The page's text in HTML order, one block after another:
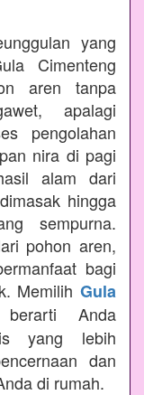
yang
Cimenteng
aren tanpa
apalagi
pengolahan
nira di pagi
alam dari
hingga
sempurna.
pohon aren,
bagi
Memilih Gula
berarti Anda
yang lebih
dan
di rumah.